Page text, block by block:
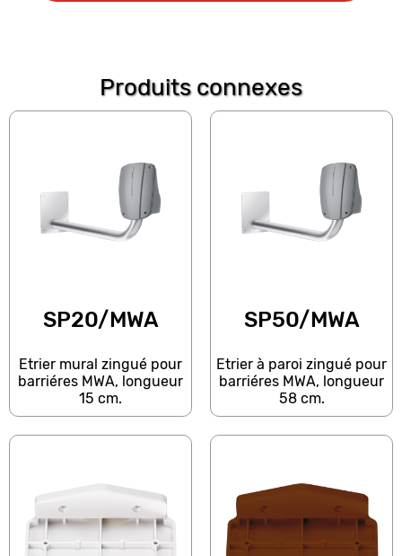
Produits connexes
SP20/MWA
Etrier mural zingué pour
barriéres MWA, longueur
15 cm.
SP50/MWA
Etrier à paroi zingué pour
barriéres MWA, longueur
58 cm.